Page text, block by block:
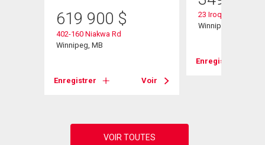
619 900 $
402-160 Niakwa Rd
Winnipeg, MB
Enregistrer Voir
23 Iroquois Bay
Winnipeg, MB
Enregistrer